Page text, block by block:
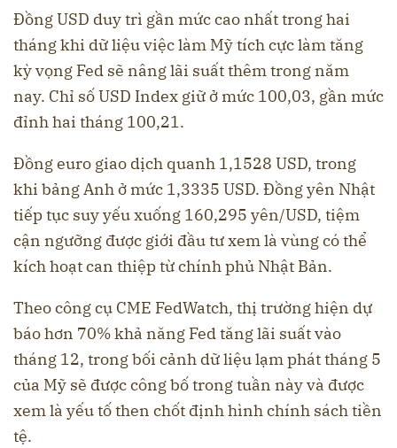
Đồng USD duy trì gần mức cao nhất trong hai
tháng khi dữ liệu việc làm Mỹ tích cực làm tăng
kỳ vọng Fed sẽ nâng lãi suất thêm trong năm
nay. Chỉ số USD Index giữ ở mức 100,03, gần mức
đỉnh hai tháng 100,21.
Đồng euro giao dịch quanh 1,1528 USD, trong
khi bảng Anh ở mức 1,3335 USD. Đồng yên Nhật
tiếp tục suy yếu xuống 160,295 yên/USD, tiệm
cận ngưỡng được giới đầu tư xem là vùng có thể
kích hoạt can thiệp từ chính phủ Nhật Bản.
Theo công cụ CME FedWatch, thị trường hiện dự
báo hơn 70% khả năng Fed tăng lãi suất vào
tháng 12, trong bối cảnh dữ liệu lạm phát tháng 5
của Mỹ sẽ được công bố trong tuần này và được
xem là yếu tố then chốt định hình chính sách tiền
tệ.